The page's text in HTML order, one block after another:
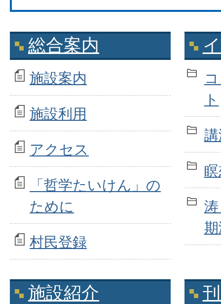
総合案内
施設案内
施設利用
アクセス
「哲学たいけん」の
ために
村民登録
ト
施設紹介